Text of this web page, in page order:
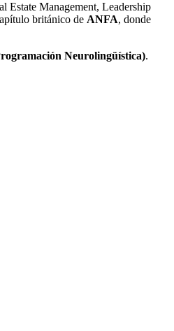
Estate Management, Leadership
británico de ANFA, donde
Neurolingüística).